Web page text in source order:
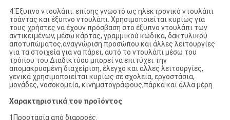
4.Έξυπνο ντουλάπι: επίσης γνωστό ως ηλεκτρονικό ντουλάπι
τσάντας και έξυπνο ντουλάπι. Χρησιμοποιείται κυρίως για
τους χρήστες να έχουν πρόσβαση στο έξυπνο ντουλάπι των
αντικειμένων, μέσω κάρτας, γραμμικού κώδικα, δακτυλικού
αποτυπώματος,αναγνώριση προσώπου και άλλες λειτουργίες
για τα στοιχεία για να πάρει, αυτό το ντουλάπι μέσω του
τρόπου του Διαδικτύου μπορεί να επιτύχει την
απομακρυσμένη διαχείριση, έλεγχο και άλλες λειτουργίες,
γενικά χρησιμοποιείται κυρίως σε σχολεία, εργοστάσια,
μονάδες, νοσοκομεία, κινηματογράφους,πάρκα και άλλα μέρη.
Χαρακτηριστικά του προϊόντος
1Προστασία από διαρροές.